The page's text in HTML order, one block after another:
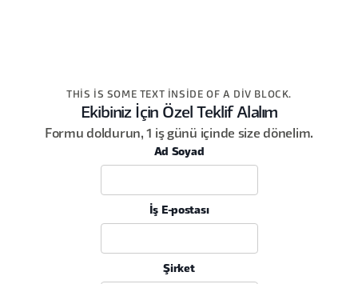
THIS IS SOME TEXT INSIDE OF A DIV BLOCK.
Ekibiniz İçin Özel Teklif Alalım
Formu doldurun, 1 iş günü içinde size dönelim.
Ad Soyad
İş E-postası
Şirket